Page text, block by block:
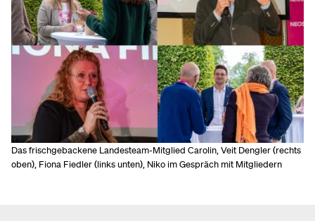
Das frischgebackene Landesteam-Mitglied Carolin, Veit Dengler (rechts
oben), Fiona Fiedler (links unten), Niko im Gespräch mit Mitgliedern